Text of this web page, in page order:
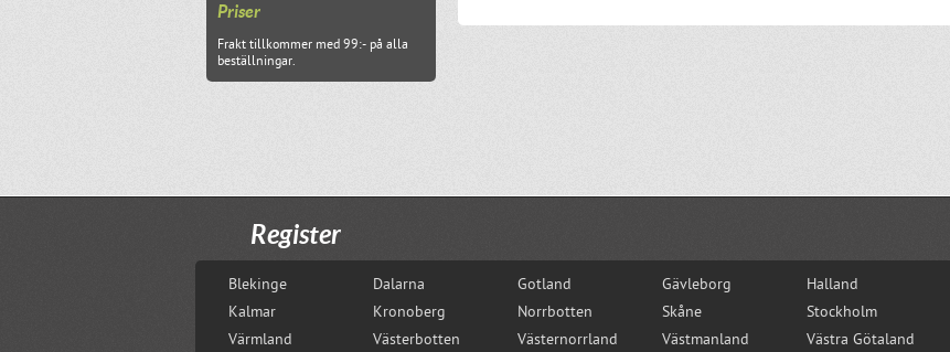
Priser
Frakt tillkommer med 99:- på alla
beställningar.
Register
Blekinge Dalarna Gotland Gävleborg Halland
Kalmar
Kronoberg Norrbotten Skåne Stockholm
Värmland
Västerbotten Västernorrland Västmanland Västra Götaland